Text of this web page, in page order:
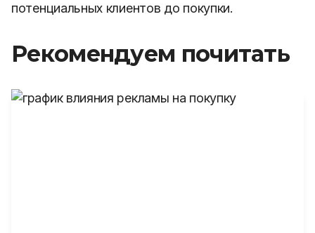
потенциальных клиентов до покупки.
Рекомендуем почитать